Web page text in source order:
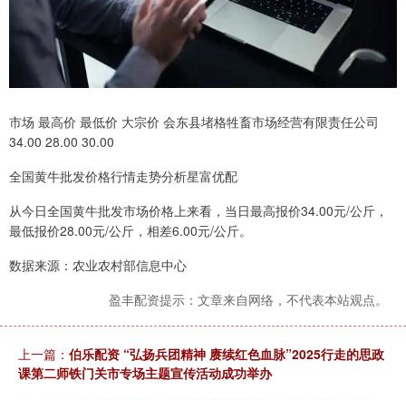
市场 最高价 最低价 大宗价 会东县堵格牲畜市场经营有限责任公司
34.00 28.00 30.00
全国黄牛批发价格行情走势分析星富优配
从今日全国黄牛批发市场价格上来看，当日最高报价34.00元/公斤，
最低报价28.00元/公斤，相差6.00元/公斤。
数据来源：农业农村部信息中心
盈丰配资提示：文章来自网络，不代表本站观点。
上一篇： 伯乐配资 “弘扬兵团精神 赓续红色血脉”2025行走的思政
课第二师铁门关市专场主题宣传活动成功举办